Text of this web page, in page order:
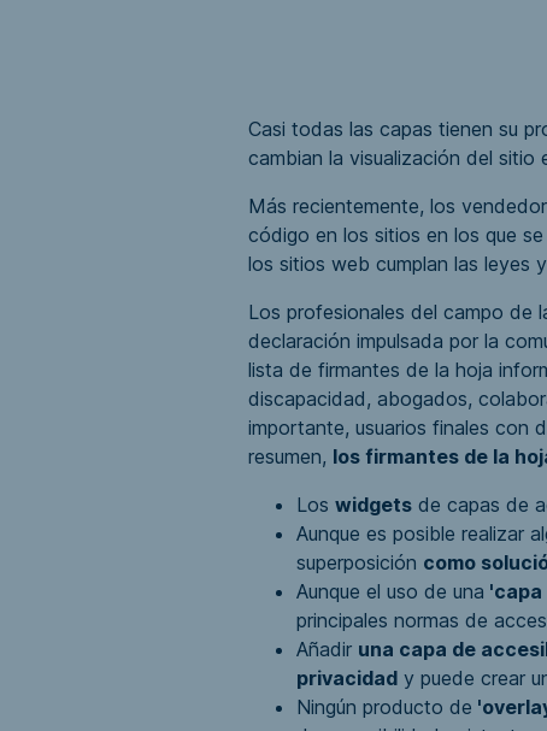
Casi todas las capas tienen su
cambian la visualización del sitio
Más recientemente, los
código en los sitios en los que
los sitios web cumplan las leyes
Los profesionales del campo de
declaración impulsada por la
lista de firmantes de la hoja
discapacidad, abogados,
importante, usuarios finales con
resumen, los firmantes de la
Los widgets de capas de
Aunque es posible realizar
superposición como
Aunque el uso de una 'capa
principales normas de
Añadir una capa de
privacidad y puede crear
Ningún producto de